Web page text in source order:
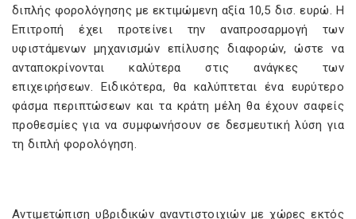
διπλής φορολόγησης με εκτιμώμενη αξία 10,5 δισ. ευρώ. Η
Επιτροπή έχει προτείνει την αναπροσαρμογή των
υφιστάμενων μηχανισμών επίλυσης διαφορών, ώστε να
ανταποκρίνονται καλύτερα στις ανάγκες των
επιχειρήσεων. Ειδικότερα, θα καλύπτεται ένα ευρύτερο
φάσμα περιπτώσεων και τα κράτη μέλη θα έχουν σαφείς
προθεσμίες για να συμφωνήσουν σε δεσμευτική λύση για
τη διπλή φορολόγηση.
Αντιμετώπιση υβριδικών αναντιστοιχιών με χώρες εκτός